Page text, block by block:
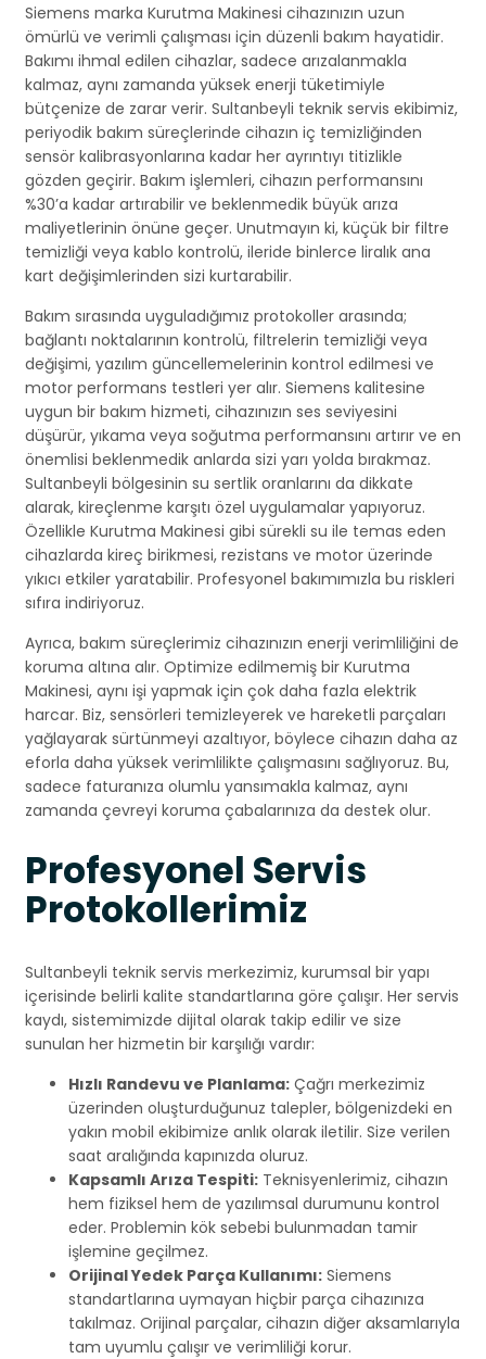
Siemens marka Kurutma Makinesi cihazınızın uzun
ömürlü ve verimli çalışması için düzenli bakım hayatidir.
Bakımı ihmal edilen cihazlar, sadece arızalanmakla
kalmaz, aynı zamanda yüksek enerji tüketimiyle
bütçenize de zarar verir. Sultanbeyli teknik servis ekibimiz,
periyodik bakım süreçlerinde cihazın iç temizliğinden
sensör kalibrasyonlarına kadar her ayrıntıyı titizlikle
gözden geçirir. Bakım işlemleri, cihazın performansını
%30’a kadar artırabilir ve beklenmedik büyük arıza
maliyetlerinin önüne geçer. Unutmayın ki, küçük bir filtre
temizliği veya kablo kontrolü, ileride binlerce liralık ana
kart değişimlerinden sizi kurtarabilir.
Bakım sırasında uyguladığımız protokoller arasında;
bağlantı noktalarının kontrolü, filtrelerin temizliği veya
değişimi, yazılım güncellemelerinin kontrol edilmesi ve
motor performans testleri yer alır. Siemens kalitesine
uygun bir bakım hizmeti, cihazınızın ses seviyesini
düşürür, yıkama veya soğutma performansını artırır ve en
önemlisi beklenmedik anlarda sizi yarı yolda bırakmaz.
Sultanbeyli bölgesinin su sertlik oranlarını da dikkate
alarak, kireçlenme karşıtı özel uygulamalar yapıyoruz.
Özellikle Kurutma Makinesi gibi sürekli su ile temas eden
cihazlarda kireç birikmesi, rezistans ve motor üzerinde
yıkıcı etkiler yaratabilir. Profesyonel bakımımızla bu riskleri
sıfıra indiriyoruz.
Ayrıca, bakım süreçlerimiz cihazınızın enerji verimliliğini de
koruma altına alır. Optimize edilmemiş bir Kurutma
Makinesi, aynı işi yapmak için çok daha fazla elektrik
harcar. Biz, sensörleri temizleyerek ve hareketli parçaları
yağlayarak sürtünmeyi azaltıyor, böylece cihazın daha az
eforla daha yüksek verimlilikte çalışmasını sağlıyoruz. Bu,
sadece faturanıza olumlu yansımakla kalmaz, aynı
zamanda çevreyi koruma çabalarınıza da destek olur.
Profesyonel Servis
Protokollerimiz
Sultanbeyli teknik servis merkezimiz, kurumsal bir yapı
içerisinde belirli kalite standartlarına göre çalışır. Her servis
kaydı, sistemimizde dijital olarak takip edilir ve size
sunulan her hizmetin bir karşılığı vardır:
Hızlı Randevu ve Planlama: Çağrı merkezimiz
üzerinden oluşturduğunuz talepler, bölgenizdeki en
yakın mobil ekibimize anlık olarak iletilir. Size verilen
saat aralığında kapınızda oluruz.
Kapsamlı Arıza Tespiti: Teknisyenlerimiz, cihazın
hem fiziksel hem de yazılımsal durumunu kontrol
eder. Problemin kök sebebi bulunmadan tamir
işlemine geçilmez.
Orijinal Yedek Parça Kullanımı: Siemens
standartlarına uymayan hiçbir parça cihazınıza
takılmaz. Orijinal parçalar, cihazın diğer aksamlarıyla
tam uyumlu çalışır ve verimliliği korur.